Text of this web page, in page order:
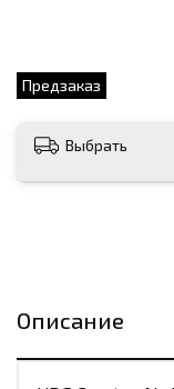
Предзаказ
Выбрать
Описание